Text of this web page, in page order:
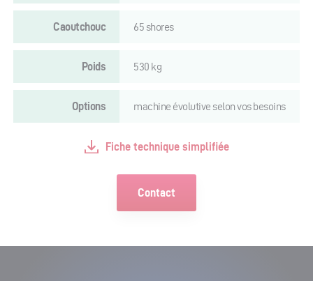
Caoutchouc 65 shores
Poids 530 kg
Options machine évolutive selon vos besoins
Fiche technique simplifiée
Contact